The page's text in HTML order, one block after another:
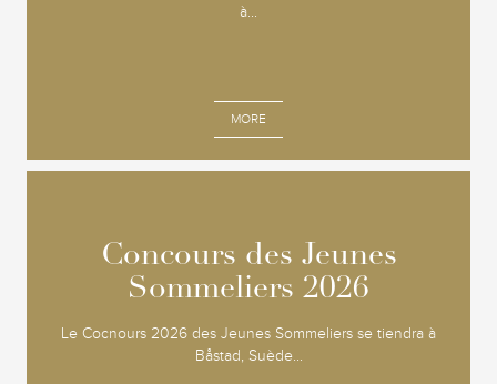
à...
MORE
Concours des Jeunes
Sommeliers 2026
Le Cocnours 2026 des Jeunes Sommeliers se tiendra à
Båstad, Suède...
Concours des Jeunes
Sommeliers 2026